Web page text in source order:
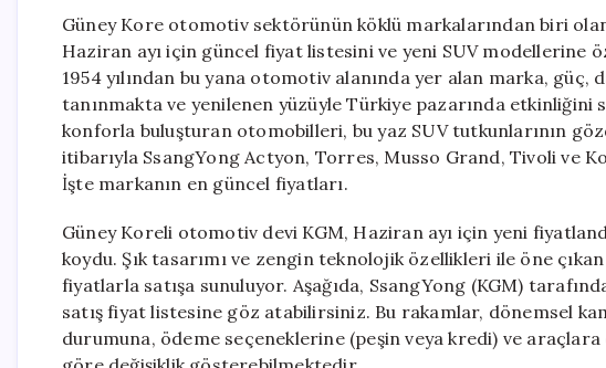
Güney Kore otomotiv sektörünün köklü markalarından biri olan
Haziran ayı için güncel fiyat listesini ve yeni SUV modellerine
1954 yılından bu yana otomotiv alanında yer alan marka, güç,
tanınmakta ve yenilenen yüzüyle Türkiye pazarında
konforla buluşturan otomobilleri, bu yaz SUV tutkunlarının
itibarıyla SsangYong Actyon, Torres, Musso Grand, Tivoli ve
İşte markanın en güncel fiyatları.
Güney Koreli otomotiv devi KGM, Haziran ayı için yeni
koydu. Şık tasarımı ve zengin teknolojik özellikleri ile öne
fiyatlarla satışa sunuluyor. Aşağıda, SsangYong (KGM)
satış fiyat listesine göz atabilirsiniz. Bu rakamlar, dönemsel
durumuna, ödeme seçeneklerine (peşin veya kredi) ve